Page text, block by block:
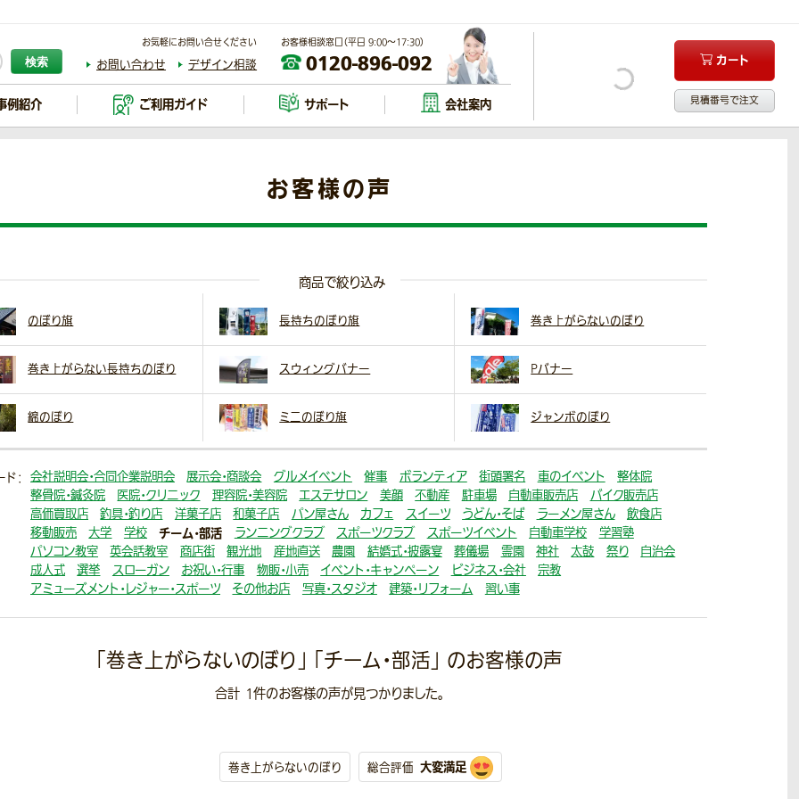
検索
お気軽にお問い合せください
お問い合わせ デザイン相談
お客様相談窓口（平日 9:00～17:30）
0120-896-092 カート
見積番号で注文
例紹介 ご利用ガイド サポート 会社案内
お客様の声
商品で絞り込み
のぼり旗 長持ちのぼり旗 巻き上がらないのぼり
巻き上がらない長持ちのぼり スウィングバナー Pバナー
綿のぼり ミニのぼり旗 ジャンボのぼり
： 会社説明会・合同企業説明会 展示会・商談会 グルメイベント 催事 ボランティア 街頭署名 車のイベント
整体院
整骨院・鍼灸院
医院・クリニック 理容院・美容院 エステサロン 美顔 不動産 駐車場 自動車販売店
バイク販売店
高価買取店
釣具・釣り店 洋菓子店 和菓子店 パン屋さん カフェ スイーツ うどん・そば ラーメン屋さん
飲食店
移動販売
大学 学校 チーム・部活 ランニングクラブ スポーツクラブ スポーツイベント 自動車学校
学習塾
パソコン教室
英会話教室 商店街 観光地 産地直送 農園 結婚式・披露宴 葬儀場 霊園 神社 太鼓 祭り
自治会
成人式
選挙 スローガン お祝い・行事 物販・小売 イベント・キャンペーン ビジネス・会社
宗教
アミューズメント・レジャー・スポーツ
その他お店 写真・スタジオ 建築・リフォーム 習い事
「巻き上がらないのぼり」 「チーム・部活」 のお客様の声
合計 1件のお客様の声が見つかりました。
巻き上がらないのぼり 総合評価 大変満足